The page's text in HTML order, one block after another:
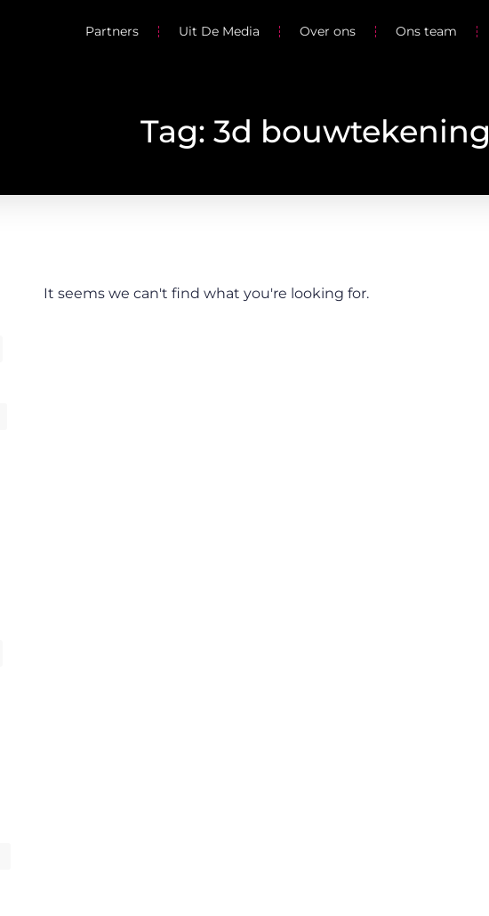
Partners Uit De Media Over ons Ons team
Tag: 3d bouwtekening
It seems we can't find what you're looking for.